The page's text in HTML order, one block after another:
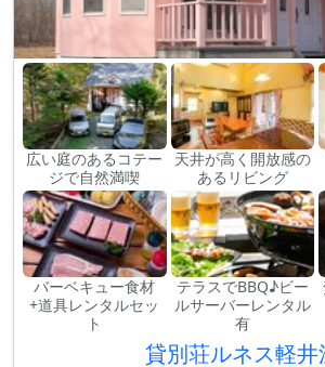
広い庭のあるコテー
ジで自然満喫
天井が高く開放感の
あるリビング
バーベキュー食材
+道具レンタルセッ
ト
テラスでBBQ♪ビー
ルサーバーレンタル
有
貸別荘ルネス軽井